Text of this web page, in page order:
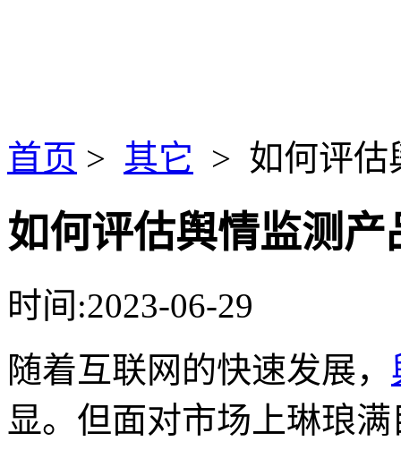
首页 > 其它 > 如何评估
如何评估舆情监测
时间:2023-06-29
随着互联网的快速发展，
显。但面对市场上琳琅